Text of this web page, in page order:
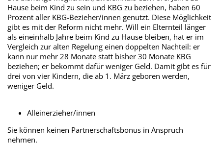
Hause beim Kind zu sein und KBG zu beziehen, haben 60
Prozent aller KBG-Bezieher/innen genutzt. Diese Möglichkeit
gibt es mit der Reform nicht mehr. Will ein Elternteil länger
als eineinhalb Jahre beim Kind zu Hause bleiben, hat er im
Vergleich zur alten Regelung einen doppelten Nachteil: er
kann nur mehr 28 Monate statt bisher 30 Monate KBG
beziehen; er bekommt dafür weniger Geld. Damit gibt es für
drei von vier Kindern, die ab 1. März geboren werden,
weniger Geld.
Alleinerzieher/innen
Sie können keinen Partnerschaftsbonus in Anspruch
nehmen.